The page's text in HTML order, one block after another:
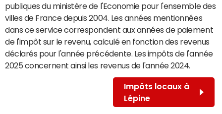
publiques du ministère de l'Economie pour l'ensemble des
villes de France depuis 2004. Les années mentionnées
dans ce service correspondent aux années de paiement
de l'impôt sur le revenu, calculé en fonction des revenus
déclarés pour l'année précédente. Les impôts de l'année
2025 concernent ainsi les revenus de l'année 2024.
Impôts locaux à
Lépine